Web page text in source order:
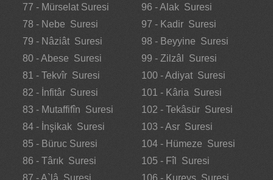
77 - Mürselat Suresi
78 - Nebe Suresi
79 - Nâziât Suresi
80 - Abese Suresi
81 - Tekvîr Suresi
82 - İnfitâr Suresi
83 - Mutaffifîn Suresi
84 - İnşikak Suresi
85 - Büruc Suresi
86 - Târık Suresi
87 - A`lâ Suresi
96 - Alak Suresi
97 - Kadir Suresi
98 - Beyyine Suresi
99 - Zilzâl Suresi
100 - Adiyat Suresi
101 - Kâria Suresi
102 - Tekâsür Suresi
103 - Asr Suresi
104 - Hümeze Suresi
105 - Fîl Suresi
106 - Kureyş Suresi